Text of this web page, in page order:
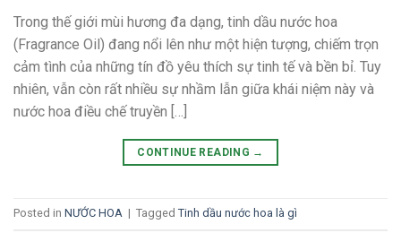
Trong thế giới mùi hương đa dạng, tinh dầu nước hoa
(Fragrance Oil) đang nổi lên như một hiện tượng, chiếm trọn
cảm tình của những tín đồ yêu thích sự tinh tế và bền bỉ. Tuy
nhiên, vẫn còn rất nhiều sự nhầm lẫn giữa khái niệm này và
nước hoa điều chế truyền […]
CONTINUE READING →
Posted in NƯỚC HOA | Tagged Tinh dầu nước hoa là gì